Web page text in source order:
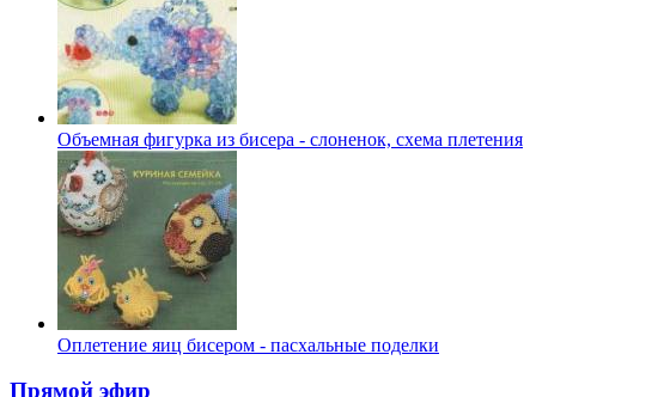
Объемная фигурка из бисера - слоненок, схема плетения
Оплетение яиц бисером - пасхальные поделки
Прямой эфир